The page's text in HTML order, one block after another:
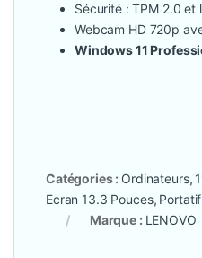
Sécurité : TPM 2.0 et
Webcam HD 720p
Windows 11
Catégories : Ordinateurs,
Ecran 13.3 Pouces,
Marque : LENOVO